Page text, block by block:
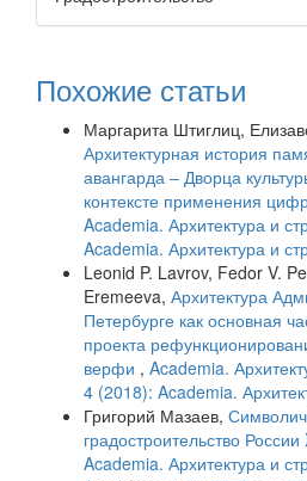
Похожие статьи
Маргарита Штиглиц,
Архитектурная история
авангарда – Дворца
контексте применения
Academia. Архитектура и
Academia. Архитектура и
Leonid P. Lavrov, Fedor V.
Eremeeva, Архитектура
Петербурге как основная
проекта
верфи , Academia.
4 (2018): Academia.
Григорий Мазаев,
градостроительство
Academia. Архитектура и